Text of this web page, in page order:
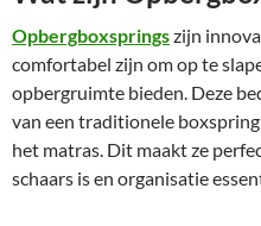
Opbergboxspringszijn
comfortabel zijn om op te
opbergruimte bieden. Deze
van een traditionele
het matras. Dit maakt ze
schaars is en organisatie